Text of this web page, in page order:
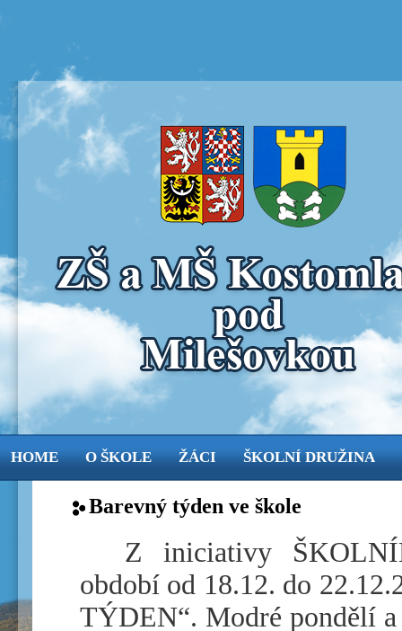
HOME O ŠKOLE ŽÁCI ŠKOLNÍ DRUŽINA
Barevný týden ve škole
Z iniciativy
období od 18.12. do
TÝDEN“. Modré pondělí